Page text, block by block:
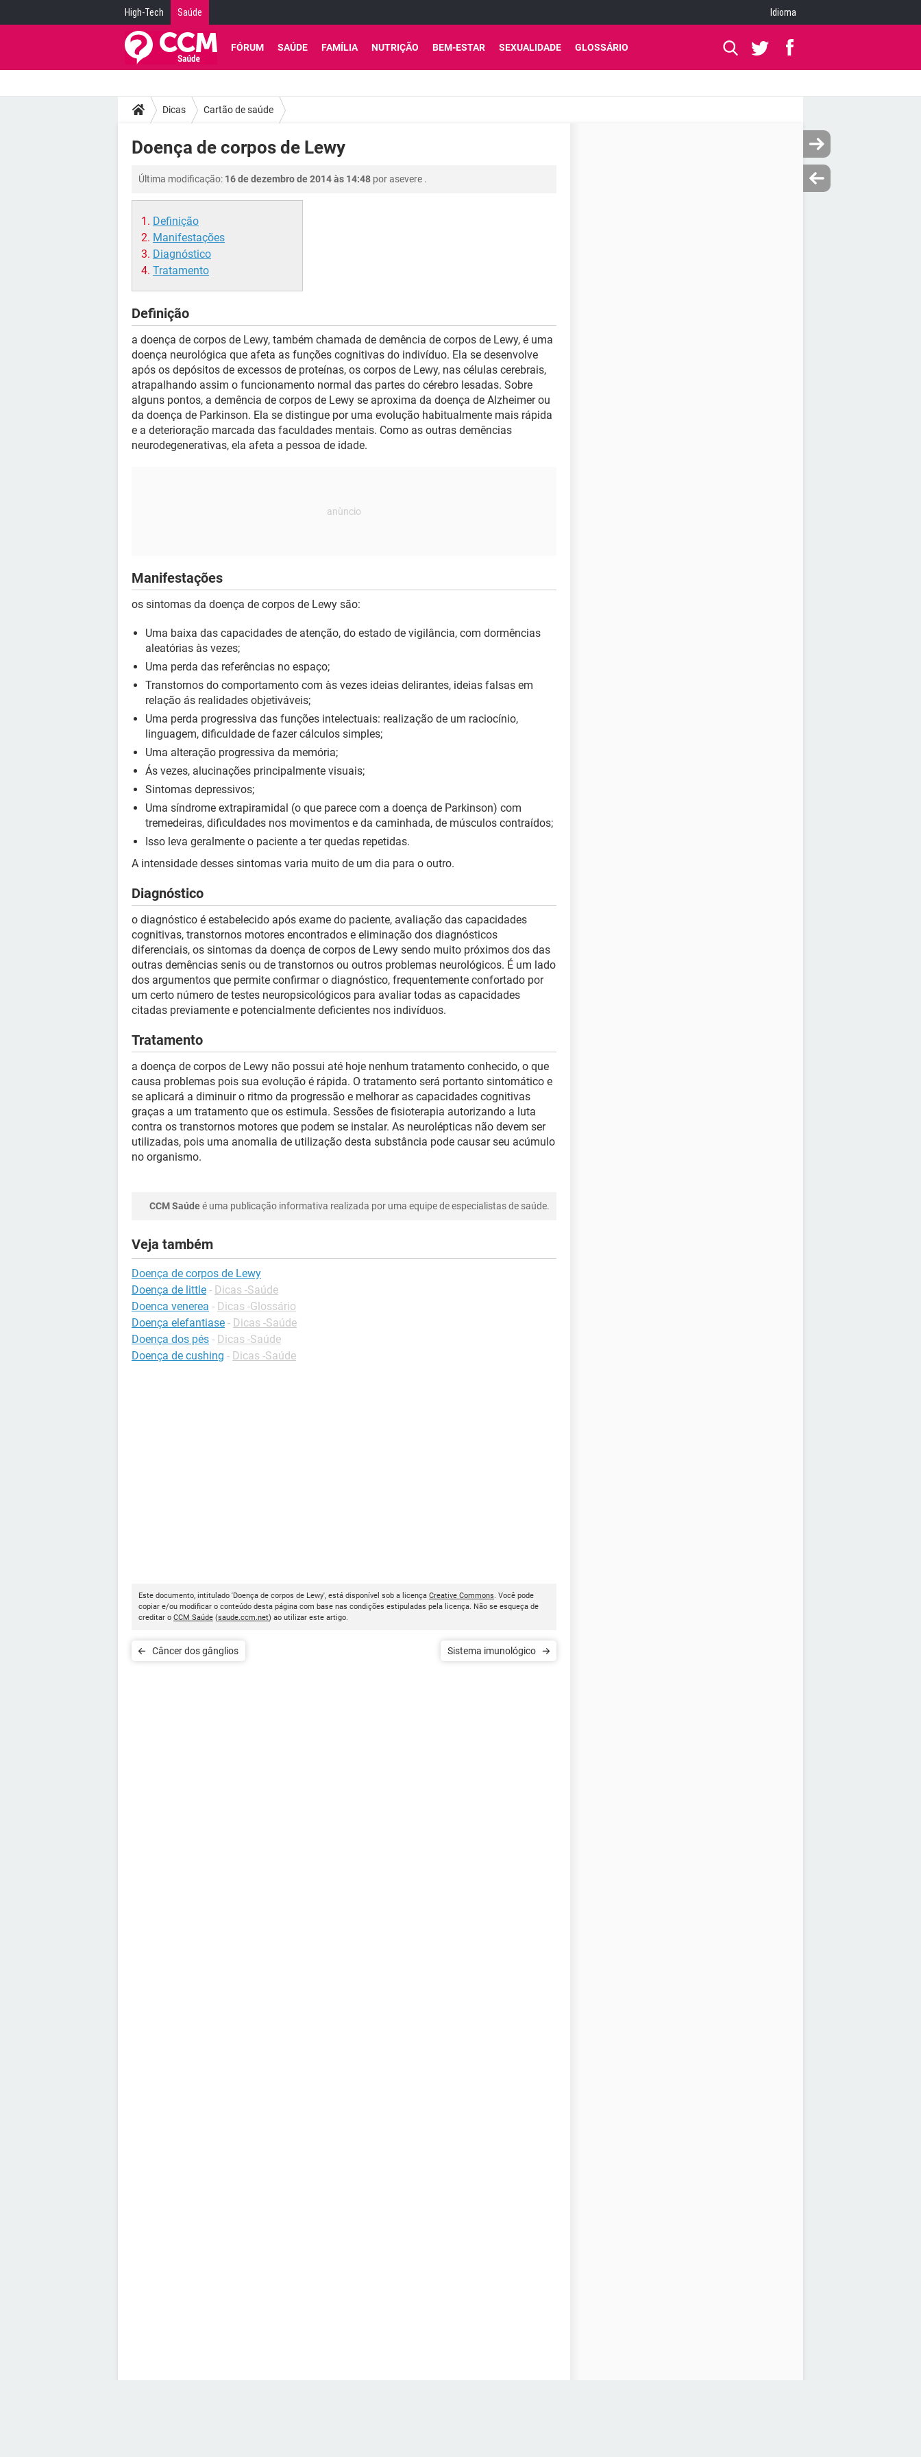
High-Tech Saúde Idioma
FÓRUM SAÚDE FAMÍLIA NUTRIÇÃO BEM-ESTAR SEXUALIDADE GLOSSÁRIO
Dicas Cartão de saúde
Doença de corpos de Lewy
Última modificação: 16 de dezembro de 2014 às 14:48 porasevere .
Definição
Manifestações
Diagnóstico
Tratamento
Definição
a doença de corpos de Lewy, também chamada de demência de corpos de Lewy, é uma
doença neurológica que afeta as funções cognitivas do indivíduo. Ela se desenvolve
após os depósitos de excessos de proteínas, os corpos de Lewy, nas células cerebrais,
atrapalhando assim o funcionamento normal das partes do cérebro lesadas. Sobre
alguns pontos, a demência de corpos de Lewy se aproxima da doença de Alzheimer ou
da doença de Parkinson. Ela se distingue por uma evolução habitualmente mais rápida
e a deterioração marcada das faculdades mentais. Como as outras demências
neurodegenerativas, ela afeta a pessoa de idade.
Manifestações
os sintomas da doença de corpos de Lewy são:
Uma baixa das capacidades de atenção, do estado de vigilância, com dormências
aleatórias às vezes;
Uma perda das referências no espaço;
Transtornos do comportamento com às vezes ideias delirantes, ideias falsas em
relação ás realidades objetiváveis;
Uma perda progressiva das funções intelectuais: realização de um raciocínio,
linguagem, dificuldade de fazer cálculos simples;
Uma alteração progressiva da memória;
Ás vezes, alucinações principalmente visuais;
Sintomas depressivos;
Uma síndrome extrapiramidal (o que parece com a doença de Parkinson) com
tremedeiras, dificuldades nos movimentos e da caminhada, de músculos contraídos;
Isso leva geralmente o paciente a ter quedas repetidas.
A intensidade desses sintomas varia muito de um dia para o outro.
Diagnóstico
o diagnóstico é estabelecido após exame do paciente, avaliação das capacidades
cognitivas, transtornos motores encontrados e eliminação dos diagnósticos
diferenciais, os sintomas da doença de corpos de Lewy sendo muito próximos dos das
outras demências senis ou de transtornos ou outros problemas neurológicos. É um lado
dos argumentos que permite confirmar o diagnóstico, frequentemente confortado por
um certo número de testes neuropsicológicos para avaliar todas as capacidades
citadas previamente e potencialmente deficientes nos indivíduos.
Tratamento
a doença de corpos de Lewy não possui até hoje nenhum tratamento conhecido, o que
causa problemas pois sua evolução é rápida. O tratamento será portanto sintomático e
se aplicará a diminuir o ritmo da progressão e melhorar as capacidades cognitivas
graças a um tratamento que os estimula. Sessões de fisioterapia autorizando a luta
contra os transtornos motores que podem se instalar. As neurolépticas não devem ser
utilizadas, pois uma anomalia de utilização desta substância pode causar seu acúmulo
no organismo.
CCM Saúdeé uma publicação informativa realizada por uma equipe de especialistas de saúde.
Veja também
Doença de corpos de Lewy
Doença de little - Dicas -Saúde
Doenca venerea - Dicas -Glossário
Doença elefantiase - Dicas -Saúde
Doença dos pés - Dicas -Saúde
Doença de cushing - Dicas -Saúde
Este documento, intitulado 'Doença de corpos de Lewy', está disponível sob a licença Creative Commons. Você pode
copiar e/ou modificar o conteúdo desta página com base nas condições estipuladas pela licença. Não se esqueça de
creditar o CCM Saúde (saude.ccm.net) ao utilizar este artigo.
Câncer dos gânglios Sistema imunológico